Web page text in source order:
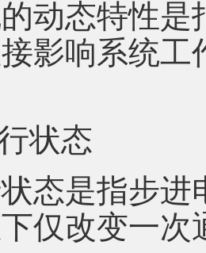
动态特性
影响系统
状态
态是指步
仅改变一